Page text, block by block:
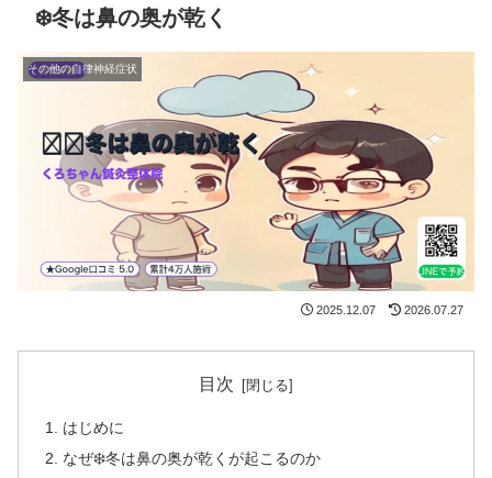
❄️冬は鼻の奥が乾く
その他の自律神経症状
2025.12.07 2026.07.27
目次
はじめに
なぜ❄️冬は鼻の奥が乾くが起こるのか